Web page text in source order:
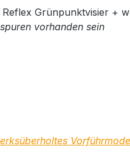
Grünpunktvisier +
vorhanden sein